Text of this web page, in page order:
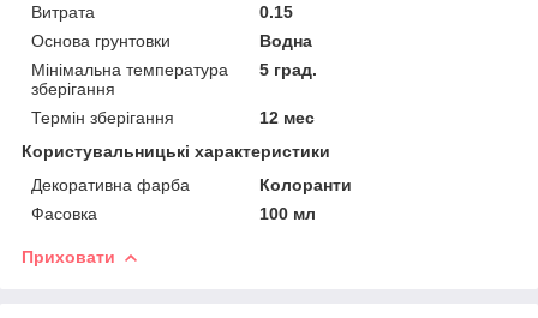
Витрата
0.15
Основа грунтовки
Водна
Мінімальна температура
зберігання
5 град.
Термін зберігання
12 мес
Користувальницькі характеристики
Декоративна фарба
Колоранти
Фасовка
100 мл
Приховати